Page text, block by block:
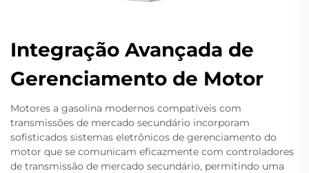
Integração Avançada de
Gerenciamento de Motor
Motores a gasolina modernos compatíveis com
transmissões de mercado secundário incorporam
sofisticados sistemas eletrônicos de gerenciamento do
motor que se comunicam eficazmente com controladores
de transmissão de mercado secundário, permitindo uma